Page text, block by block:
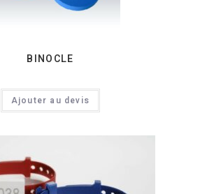
BINOCLE
Ajouter au devis